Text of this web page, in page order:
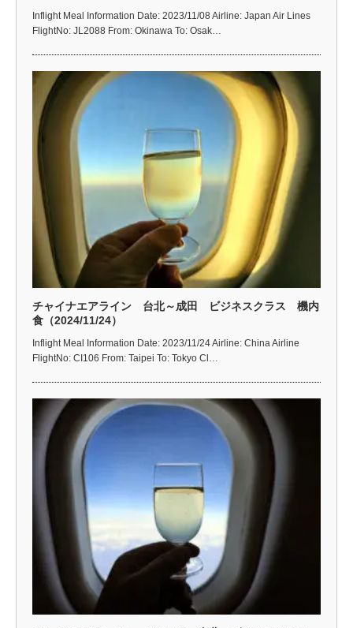
Inflight Meal Information Date: 2023/11/08 Airline: Japan Air Lines
FlightNo: JL2088 From: Okinawa To: Osak…
チャイナエアライン 台北～成田 ビジネスクラス 機内
食（2024/11/24）
Inflight Meal Information Date: 2023/11/24 Airline: China Airline
FlightNo: CI106 From: Taipei To: Tokyo Cl…